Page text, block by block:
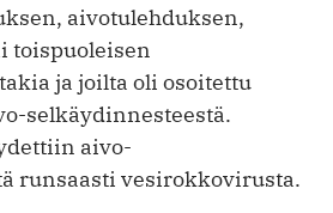
aivotulehduksen,
toispuoleisen
ja joilta oli osoitettu
selkäydinnesteestä.
aivo-
runsaasti vesirokkovirusta.